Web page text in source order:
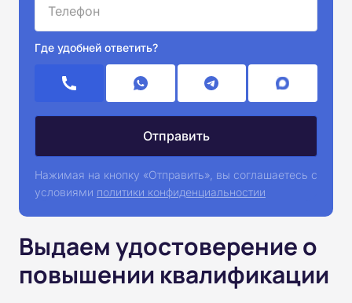
Где удобней ответить?
Нажимая на кнопку «Отправить», вы соглашаетесь с
условиями политики конфиденциальностии
Выдаем удостоверение о
повышении квалификации